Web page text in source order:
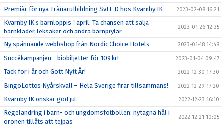
Premiär för nya Tränarutbildning SvFF D hos Kvarnby IK 2023-02-08 16:21
Kvarnby IK:s barnloppis 1 april: Ta chansen att sälja
barnkläder, leksaker och andra barnprylar
2023-01-26 12:35
Ny spännande webbshop från Nordic Choice Hotels 2023-01-18 14:48
Succékampanjen - biobiljetter för 109 kr! 2023-01-04 09:47
Tack för i år och Gott Nytt År! 2022-12-30 17:30
BingoLottos Nyårskväll – Hela Sverige firar tillsammans! 2022-12-29 17:20
Kvarnby IK önskar god jul 2022-12-23 16:10
Regeländring i barn- och ungdomsfotbollen: nytagna hål i
öronen tillåts att tejpas
2022-12-21 10:05